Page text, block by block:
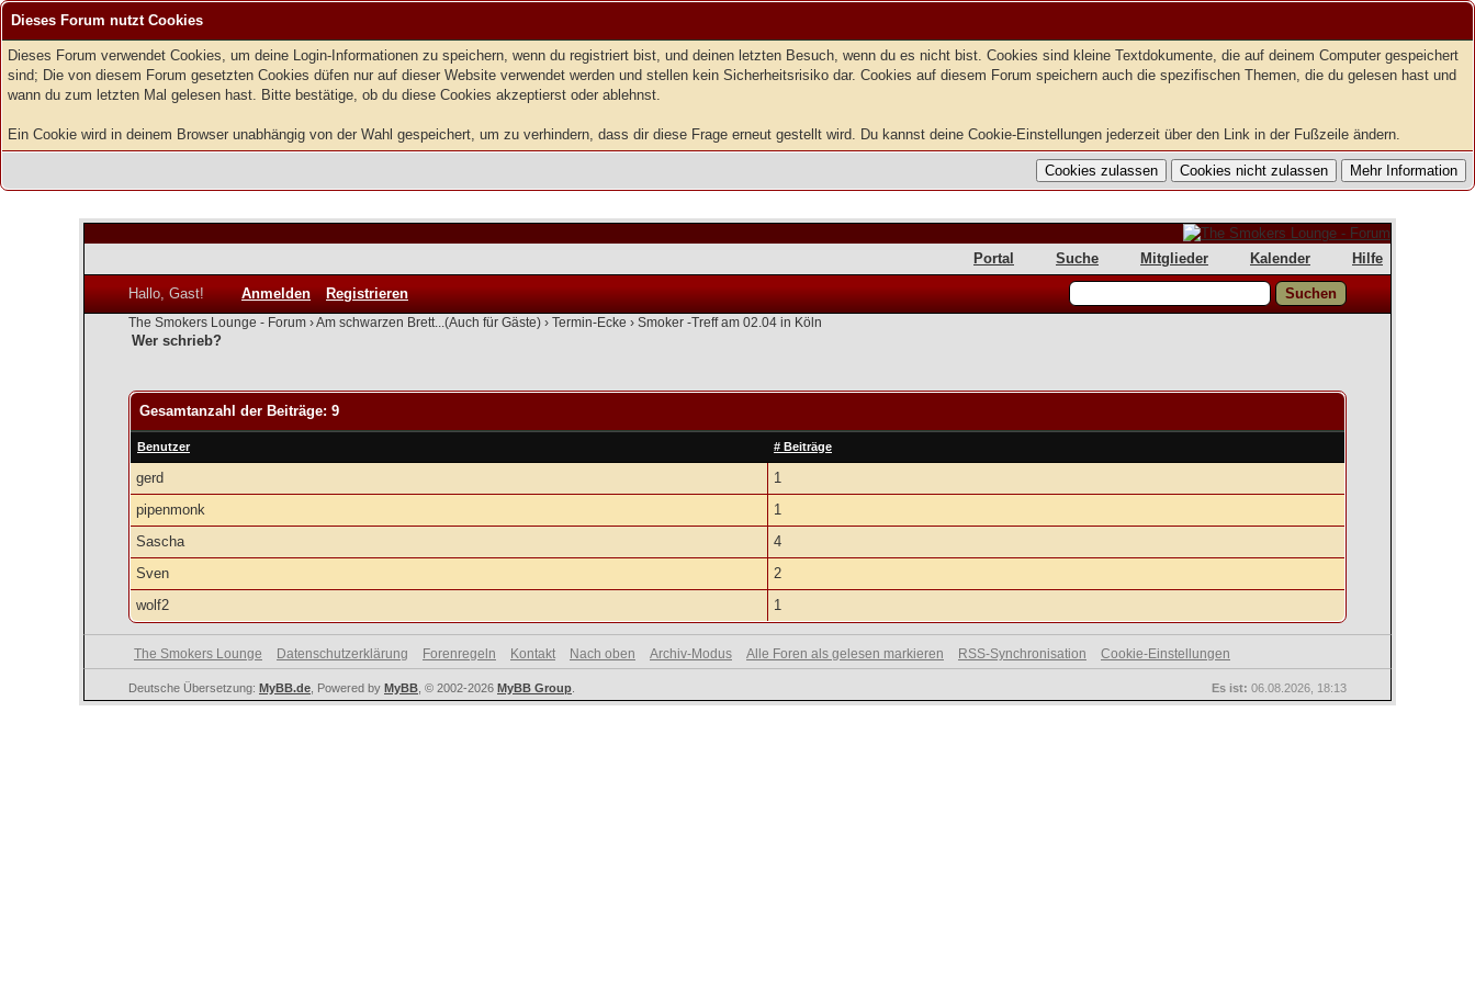
Dieses Forum nutzt Cookies
Dieses Forum verwendet Cookies, um deine Login-Informationen zu speichern, wenn du registriert bist, und deinen letzten Besuch, wenn du es nicht bist. Cookies sind kleine Textdokumente, die auf deinem Computer gespeichert
sind; Die von diesem Forum gesetzten Cookies düfen nur auf dieser Website verwendet werden und stellen kein Sicherheitsrisiko dar. Cookies auf diesem Forum speichern auch die spezifischen Themen, die du gelesen hast und
wann du zum letzten Mal gelesen hast. Bitte bestätige, ob du diese Cookies akzeptierst oder ablehnst.
Ein Cookie wird in deinem Browser unabhängig von der Wahl gespeichert, um zu verhindern, dass dir diese Frage erneut gestellt wird. Du kannst deine Cookie-Einstellungen jederzeit über den Link in der Fußzeile ändern.
Portal Suche Mitglieder Kalender Hilfe
Hallo, Gast! Anmelden Registrieren
The Smokers Lounge - Forum ›Am schwarzen Brett...(Auch für Gäste) › Termin-Ecke › Smoker -Treff am 02.04 in Köln
Wer schrieb?
Gesamtanzahl der Beiträge: 9
Benutzer # Beiträge
gerd
1
pipenmonk
1
Sascha
4
Sven
2
wolf2
1
The Smokers Lounge Datenschutzerklärung Forenregeln Kontakt Nach oben Archiv-Modus Alle Foren als gelesen markieren RSS-Synchronisation Cookie-Einstellungen
Es ist: 06.08.2026, 18:13
Deutsche Übersetzung: MyBB.de , Powered by MyBB , © 2002-2026 MyBB Group